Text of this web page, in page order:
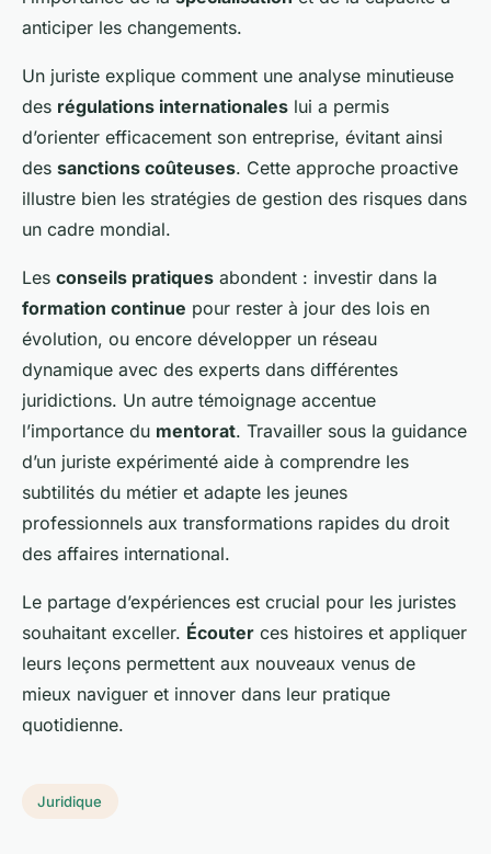
anticiper les changements.
Un juriste explique comment une analyse minutieuse
des régulations internationales lui a permis
d’orienter efficacement son entreprise, évitant ainsi
des sanctions coûteuses. Cette approche proactive
illustre bien les stratégies de gestion des risques dans
un cadre mondial.
Les conseils pratiques abondent : investir dans la
formation continue pour rester à jour des lois en
évolution, ou encore développer un réseau
dynamique avec des experts dans différentes
juridictions. Un autre témoignage accentue
l’importance du mentorat. Travailler sous la guidance
d’un juriste expérimenté aide à comprendre les
subtilités du métier et adapte les jeunes
professionnels aux transformations rapides du droit
des affaires international.
Le partage d’expériences est crucial pour les juristes
souhaitant exceller. Écouter ces histoires et appliquer
leurs leçons permettent aux nouveaux venus de
mieux naviguer et innover dans leur pratique
quotidienne.
Juridique